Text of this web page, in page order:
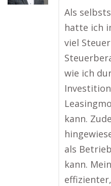
Als
hatte ich
viel
wie ich
kann.
als
kann.